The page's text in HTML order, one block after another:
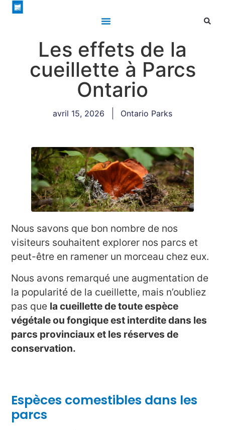
Les effets de la
cueillette à Parcs
Ontario
avril 15, 2026 Ontario Parks
Nous savons que bon nombre de nos
visiteurs souhaitent explorer nos parcs et
peut-être en ramener un morceau chez eux.
Nous avons remarqué une augmentation de
la popularité de la cueillette, mais n’oubliez
pas que la cueillette de toute espèce
végétale ou fongique est interdite dans les
parcs provinciaux et les réserves de
conservation.
Espèces comestibles dans les
parcs